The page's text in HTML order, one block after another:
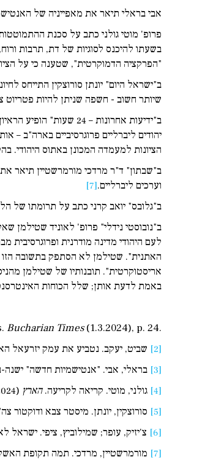
אבי בראלי תיאר את מאפייניה של
פרופ' מוטי גולני כתב על סכנת
בשעתו להיכנס לסוגיות של דת, תרבות
"הפרקציה הדמוקרטית", שטענה כי על
ב"ישראל היום" יונתן סורוצקין התייחס
שיותר חשוב - חשפה שניתן להיות פטריוט
ב"ידיעות אחרונות –
יהודים ליברליים פרוגרסיביים בארה"ב –
הציונות למעמדה המכונן באתוס היהודי.
ב"שבתון" ד"ר מרדכי מורמרשטיין תיאר
וערכים ליברליים.[7]
ב"גלובס" יואב קרני כתב על תרומתו של
לעם היהודי מדינה מודרנית
האתנית". שטילמן לא הסתפק בתשובה הזו
אריסטוקרטית". תובנותיו של שטילמן
באמת לדעת אותן; שלל הכוחות
Bucharian Times(1.3.2024), p. 24.
[2]
שביט, יעקב. נטביע את עמק יזרעאל
[3]
בראלי, אבי. "אנטישמיות חדשה"
[4]
גולני, מוטי. קריאה לקריעה.הארץ (19.3.2024), עמ' 11.
[5]
סורוצקין, יונתן. מיסטר צבא ודוקטור
[6]
צ'יזיק, עופר; שמילוביץ, ציפי. ישראל
[7]
מורמרשטיין, מרדכי. תמה תקופת